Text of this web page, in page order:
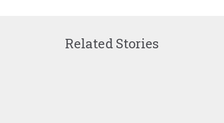
Related Stories